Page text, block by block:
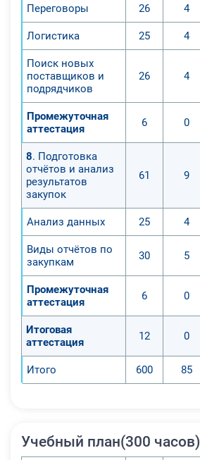
Переговоры 26 4
Логистика 25 4
Поиск новых
поставщиков и
подрядчиков
26 4
Промежуточная
аттестация
6 0
8. Подготовка
отчётов и анализ
результатов
закупок
61 9
Анализ данных 25 4
Виды отчётов по
закупкам
30 5
Промежуточная
аттестация
6 0
Итоговая
аттестация
12 0
Итого 600 85
Учебный план(300 часов)